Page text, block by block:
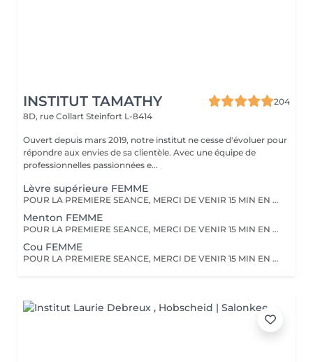
INSTITUT TAMATHY
204
8D, rue Collart Steinfort L-8414
Ouvert depuis mars 2019, notre institut ne cesse d'évoluer pour
répondre aux envies de sa clientèle. Avec une équipe de
professionnelles passionnées e...
Lèvre supérieure FEMME
POUR LA PREMIERE SEANCE, MERCI DE VENIR 15 MIN EN AVANCE. Vous devez raser la zone à traiter 48 heures avant le rendez-vous. Merci de ne pas appliquer de crème, et pas de déodorant sur la zone le jour même.
Menton FEMME
POUR LA PREMIERE SEANCE, MERCI DE VENIR 15 MIN EN AVANCE. Vous devez raser la zone à traiter 48 heures avant le rendez-vous. Merci de ne pas appliquer de crème, et pas de déodorant sur la zone le jour même.
Cou FEMME
POUR LA PREMIERE SEANCE, MERCI DE VENIR 15 MIN EN AVANCE. Vous devez raser la zone à traiter 48 heures avant le rendez-vous. Merci de ne pas appliquer de crème, et pas de déodorant sur la zone le jour même.